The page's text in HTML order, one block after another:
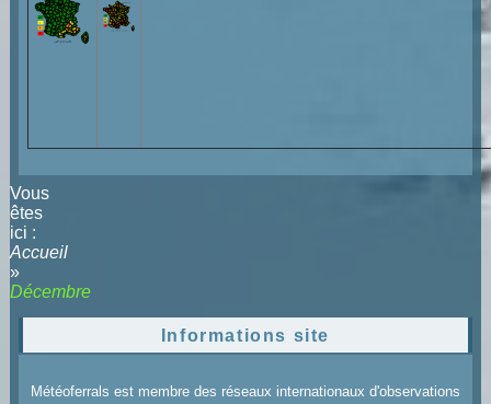
Vous
êtes
ici :
Accueil
»
Décembre
Informations site
Météoferrals est membre des réseaux internationaux d'observations